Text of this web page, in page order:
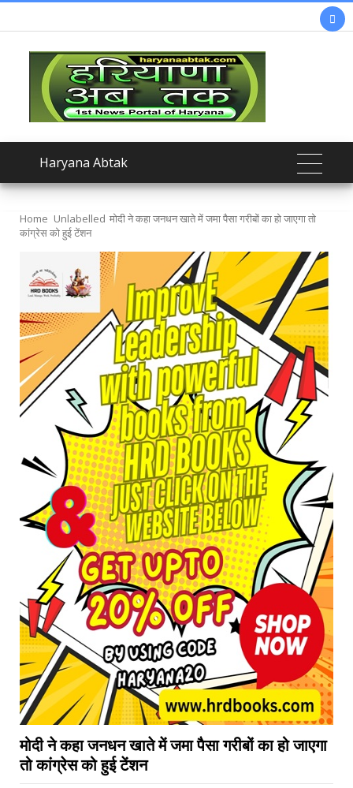

Haryana Abtak
Home Unlabelled मोदी ने कहा जनधन खाते में जमा पैसा गरीबों का हो जाएगा तो
कांग्रेस को हुई टेंशन
मोदी ने कहा जनधन खाते में जमा पैसा गरीबों का हो जाएगा
तो कांग्रेस को हुई टेंशन